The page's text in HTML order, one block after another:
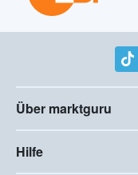
Über marktguru
Hilfe